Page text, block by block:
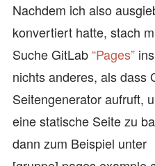
Nachdem ich also
konvertiert hatte, stach
Suche GitLab“Pages”
nichts anderes, als dass
Seitengenerator aufruft,
eine statische Seite zu
dann zum Beispiel unter